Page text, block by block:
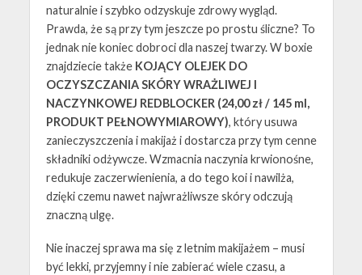
naturalnie i szybko odzyskuje zdrowy wygląd.
Prawda, że są przy tym jeszcze po prostu śliczne? To
jednak nie koniec dobroci dla naszej twarzy. W boxie
znajdziecie także KOJĄCY OLEJEK DO
OCZYSZCZANIA SKÓRY WRAŻLIWEJ I
NACZYNKOWEJ REDBLOCKER (24,00 zł / 145 ml,
PRODUKT PEŁNOWYMIAROWY), który usuwa
zanieczyszczenia i makijaż i dostarcza przy tym cenne
składniki odżywcze. Wzmacnia naczynia krwionośne,
redukuje zaczerwienienia, a do tego koi i nawilża,
dzięki czemu nawet najwrażliwsze skóry odczują
znaczną ulgę.
Nie inaczej sprawa ma się z letnim makijażem – musi
być lekki, przyjemny i nie zabierać wiele czasu, a